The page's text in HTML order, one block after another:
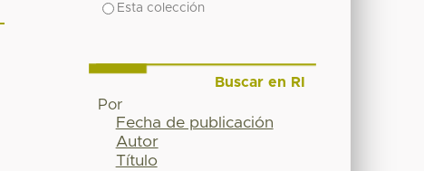
Esta colección
Buscar en RI
Por
Fecha de publicación
Autor
Título